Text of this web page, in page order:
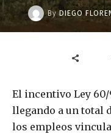
By DIEGO
El incentivo Ley
llegando a un total
los empleos